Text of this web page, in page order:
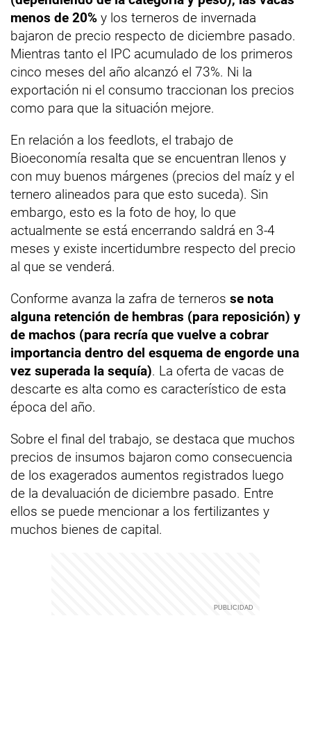
menos de 20% y los terneros de invernada
bajaron de precio respecto de diciembre pasado.
Mientras tanto el IPC acumulado de los primeros
cinco meses del año alcanzó el 73%. Ni la
exportación ni el consumo traccionan los precios
como para que la situación mejore.
En relación a los feedlots, el trabajo de
Bioeconomía resalta que se encuentran llenos y
con muy buenos márgenes (precios del maíz y el
ternero alineados para que esto suceda). Sin
embargo, esto es la foto de hoy, lo que
actualmente se está encerrando saldrá en 3-4
meses y existe incertidumbre respecto del precio
al que se venderá.
Conforme avanza la zafra de terneros se nota
alguna retención de hembras (para reposición) y
de machos (para recría que vuelve a cobrar
importancia dentro del esquema de engorde una
vez superada la sequía). La oferta de vacas de
descarte es alta como es característico de esta
época del año.
Sobre el final del trabajo, se destaca que muchos
precios de insumos bajaron como consecuencia
de los exagerados aumentos registrados luego
de la devaluación de diciembre pasado. Entre
ellos se puede mencionar a los fertilizantes y
muchos bienes de capital.